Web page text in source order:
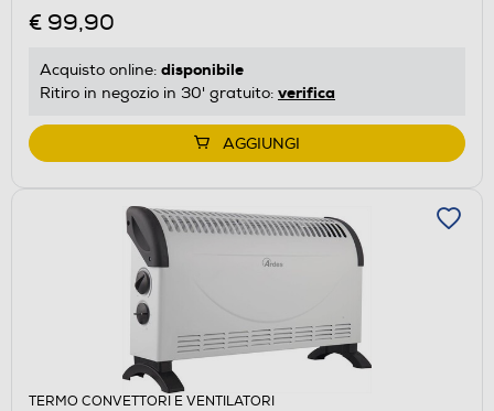
€ 99,90
Acquisto online: disponibile
Ritiro in negozio in 30' gratuito: verifica
AGGIUNGI
TERMO CONVETTORI E VENTILATORI